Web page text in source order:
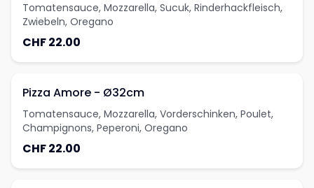
Tomatensauce, Mozzarella, Sucuk, Rinderhackfleisch,
Zwiebeln, Oregano
CHF 22.00
Pizza Amore - Ø32cm
Tomatensauce, Mozzarella, Vorderschinken, Poulet,
Champignons, Peperoni, Oregano
CHF 22.00